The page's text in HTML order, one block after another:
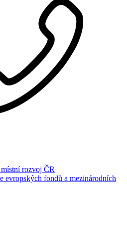
rozvoj ČR
evropských fondů a mezinárodních